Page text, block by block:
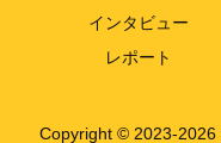
インタビュー
レポート
Copyright © 2023-2026